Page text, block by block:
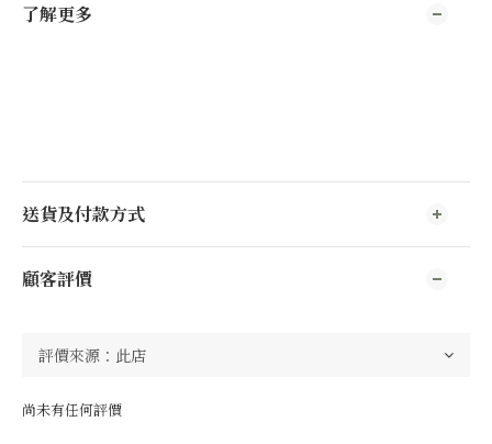
了解更多
送貨及付款方式
顧客評價
尚未有任何評價